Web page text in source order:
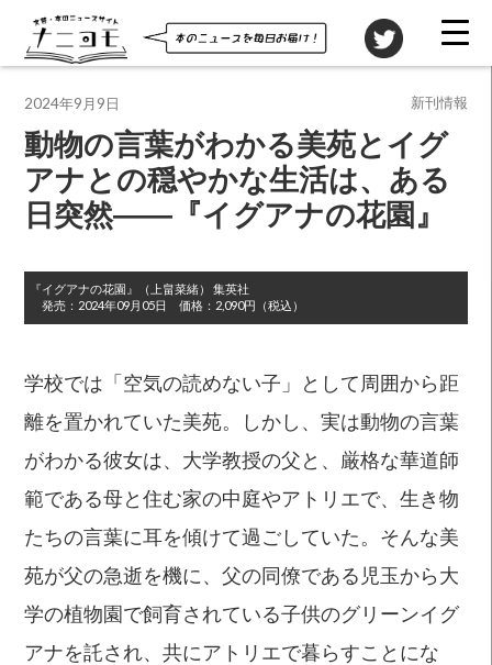
動物の言葉がわかる美苑とイグ
アナとの穏やかな生活は、ある
日突然――『イグアナの花園』
『イグアナの花園』 （上畠菜緒）
集英社
発売： 2024年09月05日 価格： 2,090円（税込）
学校では「空気の読めない子」として周囲から距
離を置かれていた美苑。しかし、実は動物の言葉
がわかる彼女は、大学教授の父と、厳格な華道師
範である母と住む家の中庭やアトリエで、生き物
たちの言葉に耳を傾けて過ごしていた。そんな美
苑が父の急逝を機に、父の同僚である児玉から大
学の植物園で飼育されている子供のグリーンイグ
アナを託され、共にアトリエで暮らすことにな
2024年9月9日 新刊情報